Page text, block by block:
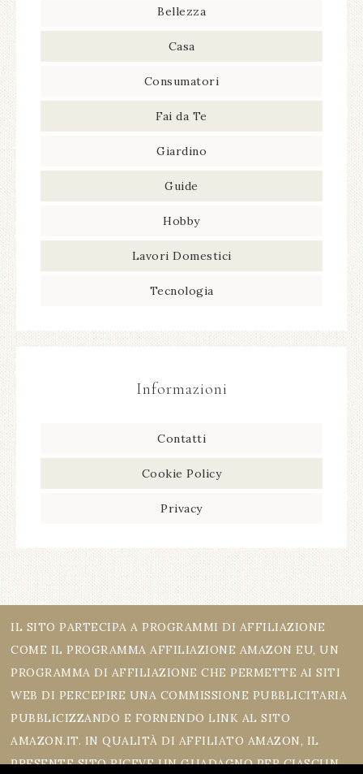
Bellezza
Casa
Consumatori
Fai da Te
Giardino
Guide
Hobby
Lavori Domestici
Tecnologia
Informazioni
Contatti
Cookie Policy
Privacy
IL SITO PARTECIPA A PROGRAMMI DI AFFILIAZIONE
COME IL PROGRAMMA AFFILIAZIONE AMAZON EU, UN
PROGRAMMA DI AFFILIAZIONE CHE PERMETTE AI SITI
WEB DI PERCEPIRE UNA COMMISSIONE PUBBLICITARIA
PUBBLICIZZANDO E FORNENDO LINK AL SITO
AMAZON.IT. IN QUALITÀ DI AFFILIATO AMAZON, IL
PRESENTE SITO RICEVE UN GUADAGNO PER CIASCUN